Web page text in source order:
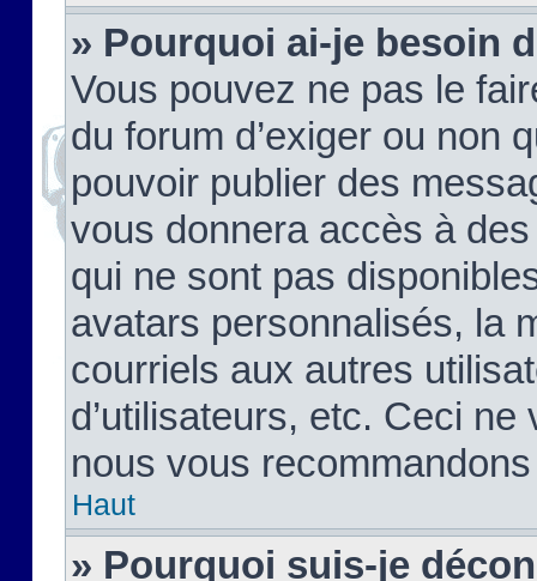
» Pourquoi ai-je besoin
Vous pouvez ne pas le
du forum d’exiger ou non
pouvoir publier des
vous donnera accès à
qui ne sont pas
avatars personnalisés, la
courriels aux autres
d’utilisateurs, etc. Ceci
nous vous
Haut
» Pourquoi suis-je